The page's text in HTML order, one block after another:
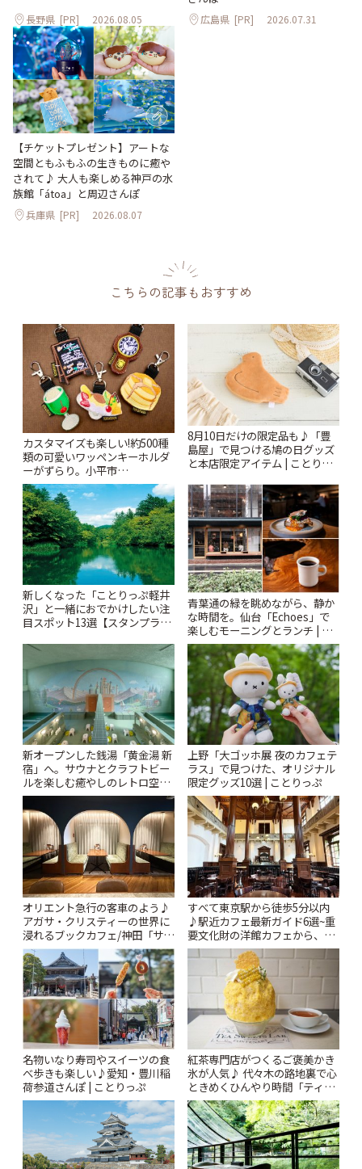
長野県 [PR] 2026.08.05 広島県 [PR] 2026.07.31
【チケットプレゼント】アートな
空間ともふもふの生きものに癒や
されて♪ 大人も楽しめる神戸の水
族館「átoa」と周辺さんぽ
兵庫県 [PR] 2026.08.07
こちらの記事もおすすめ
カスタマイズも楽しい!約500種
類の可愛いワッペンキーホルダ
ーがずらり。小平市
「Kimamaya T&K」 | ことりっ
ぷ
8月10日だけの限定品も♪「豊
島屋」で見つける鳩の日グッズ
と本店限定アイテム | ことりっ
新しくなった「ことりっぷ軽井
沢」と一緒におでかけしたい注
目スポット13選【スタンプラリ
青葉通の緑を眺めながら、静か
な時間を。仙台「Echoes」で
楽しむモーニングとランチ | こ
とりっぷ
新オープンした銭湯「黄金湯 新
宿」へ。サウナとクラフトビー
ルを楽しむ癒やしのレトロ空間
| ことりっぷ
上野「大ゴッホ展 夜のカフェテ
ラス」で見つけた、オリジナル
限定グッズ10選 | ことりっぷ
オリエント急行の客車のよう♪
アガサ・クリスティーの世界に
浸れるブックカフェ/神田「サロ
ンクリスティ」 | ことりっぷ
すべて東京駅から徒歩5分以内
♪駅近カフェ最新ガイド6選~重
要文化財の洋館カフェから、改
札すぐのレトロ喫茶まで~ | こと
りっぷ
名物いなり寿司やスイーツの食
べ歩きも楽しい♪愛知・豊川稲
荷参道さんぽ | ことりっぷ
紅茶専門店がつくるご褒美かき
氷が人気♪ 代々木の路地裏で心
ときめくひんやり時間「ティー
スイーツ ラボ コンテナート」 |
ことりっぷ